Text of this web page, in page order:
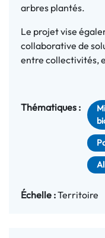
arbres plantés.
Le projet vise
collaborative de
entre collectivités,
Thématiques :
Échelle :Territoire